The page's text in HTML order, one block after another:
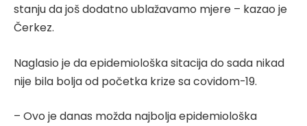
stanju da još dodatno ublažavamo mjere – kazao je
Čerkez.
Naglasio je da epidemiološka sitacija do sada nikad
nije bila bolja od početka krize sa covidom-19.
– Ovo je danas možda najbolja epidemiološka